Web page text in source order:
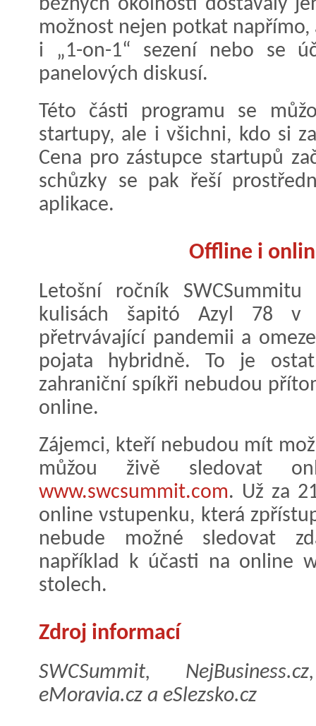
běžných okolností dostávaly
možnost nejen potkat
i „1-on-1“ sezení nebo se
panelových diskusí.
Této části programu se
startupy, ale i všichni, kdo si
Cena pro zástupce startupů
schůzky se pak řeší
aplikace.
Offline i
Letošní ročník
kulisách šapitó Azyl 78 v
přetrvávající pandemii a
pojata hybridně. To je
zahraniční spíkři nebudou
online.
Zájemci, kteří nebudou mít
můžou živě sledovat
www.swcsummit.com. Už za
online vstupenku, která
nebude možné sledovat
například k účasti na online
stolech.
Zdroj informací
SWCSummit,
eMoravia.cz a eSlezsko.cz